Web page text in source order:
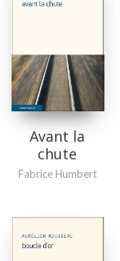
Avant la
chute
Fabrice Humbert